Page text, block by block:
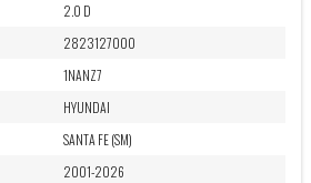
2.0 D
2823127000
1NANZ7
HYUNDAI
SANTA FE (SM)
2001-2026